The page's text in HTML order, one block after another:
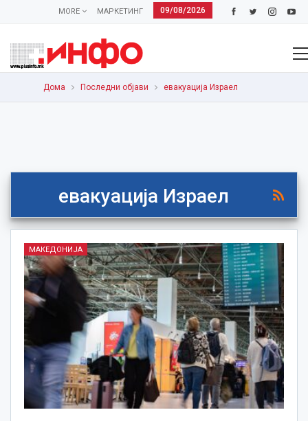
09/08/2026
МАРКЕТИНГ
MORE
Дома Последни објави евакуација Израел
евакуација Израел
МАКЕДОНИЈА